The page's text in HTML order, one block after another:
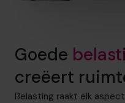
Goede
creëert
Belasting raakt elk